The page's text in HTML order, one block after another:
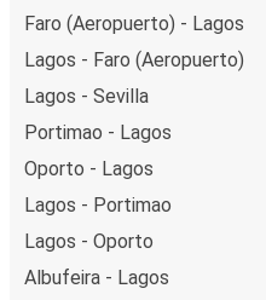
Faro (Aeropuerto) - Lagos
Lagos - Faro (Aeropuerto)
Lagos - Sevilla
Portimao - Lagos
Oporto - Lagos
Lagos - Portimao
Lagos - Oporto
Albufeira - Lagos